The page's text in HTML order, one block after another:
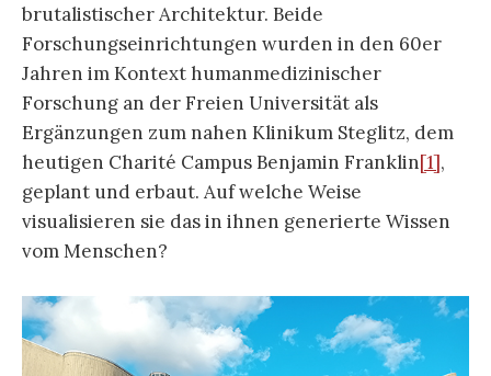
brutalistischer Architektur. Beide
Forschungseinrichtungen wurden in den 60er
Jahren im Kontext humanmedizinischer
Forschung an der Freien Universität als
Ergänzungen zum nahen Klinikum Steglitz, dem
heutigen Charité Campus Benjamin Franklin[1],
geplant und erbaut. Auf welche Weise
visualisieren sie das in ihnen generierte Wissen
vom Menschen?